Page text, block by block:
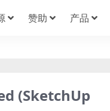
赞助 产品
(SketchUp